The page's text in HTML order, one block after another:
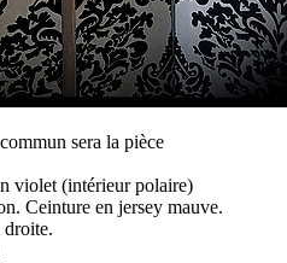
sera la pièce
violet (intérieur polaire)
Ceinture en jersey mauve.
droite.